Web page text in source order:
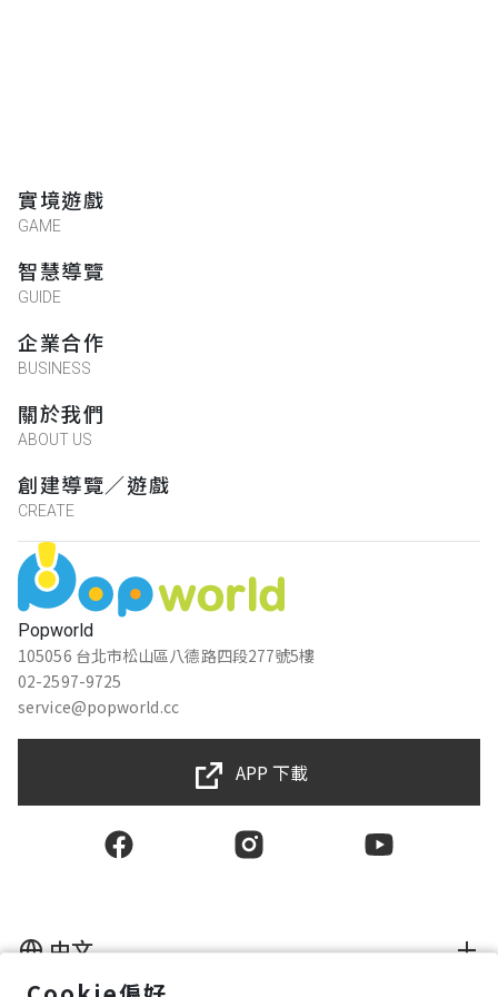
陳韻如
創作團隊很厲害，遊戲很酷！
王萱雅
張宸瑞
★★★★★
. A A
d︵( °ω°)︵b
(( )( ))
(( )( ))
2020-10-30 13:29:04 ★★★★★
對面的胖老爹其實不錯吃
Popworld
105056 台北市松山區八德路四段277號5樓
02-2597-9725
service@popworld.cc
實境遊戲
GAME
智慧導覽
GUIDE
企業合作
BUSINESS
關於我們
ABOUT US
創建導覽／遊戲
CREATE
APP 下載
中文